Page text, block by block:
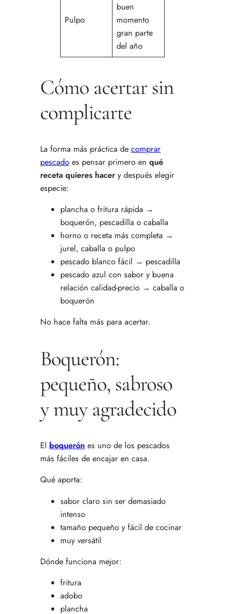
Pulpo
buen
momento
gran parte
del año
Cómo acertar sin
complicarte
La forma más práctica de comprar
pescado es pensar primero en qué
receta quieres hacer y después elegir
especie:
plancha o fritura rápida →
boquerón, pescadilla o caballa
horno o receta más completa →
jurel, caballa o pulpo
pescado blanco fácil → pescadilla
pescado azul con sabor y buena
relación calidad-precio → caballa o
boquerón
No hace falta más para acertar.
Boquerón:
pequeño, sabroso
y muy agradecido
El boquerón es uno de los pescados
más fáciles de encajar en casa.
Qué aporta:
sabor claro sin ser demasiado
intenso
tamaño pequeño y fácil de cocinar
muy versátil
Dónde funciona mejor:
fritura
adobo
plancha